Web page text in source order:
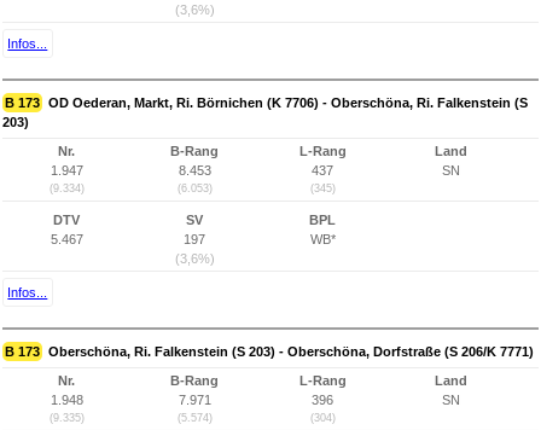
(3,6%)
Infos...
B 173 OD Oederan, Markt, Ri. Börnichen (K 7706) - Oberschöna, Ri. Falkenstein (S
203)
Nr.
1.947
(9.334)
B-Rang
8.453
(6.053)
L-Rang
437
(345)
Land
SN
DTV
5.467
SV
197
(3,6%)
BPL
WB*
Infos...
B 173 Oberschöna, Ri. Falkenstein (S 203) - Oberschöna, Dorfstraße (S 206/K 7771)
Nr.
1.948
(9.335)
B-Rang
7.971
(5.574)
L-Rang
396
(304)
Land
SN